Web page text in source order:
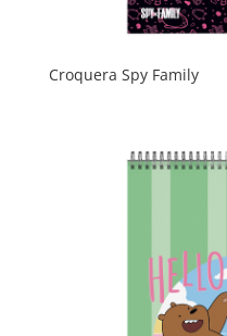
Croquera Spy Family